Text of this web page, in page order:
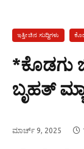
ಇತ್ತೀಚಿನ ಸುದ್ದಿಗಳು
*ಕೊಡಗು
ಬೃಹತ್
ಮಾರ್ಚ್ 9, 2025